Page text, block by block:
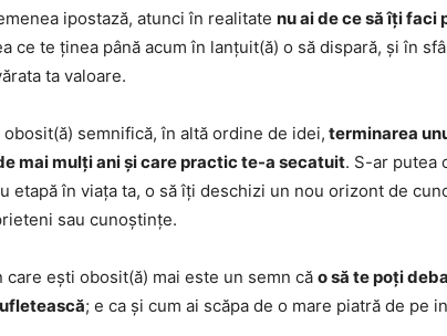
ipostază, atunci în realitate nu ai de ce să îți faci
ce te ținea până acum în lanțuit(ă) o să dispară, și în
ta valoare.
semnifică, în altă ordine de idei, terminarea
mai mulți ani și care practic te-a secatuit. S-ar putea
etapă în viața ta, o să îți deschizi un nou orizont de
sau cunoștințe.
care ești obosit(ă) mai este un semn că o să te poți
; e ca și cum ai scăpa de o mare piatră de pe